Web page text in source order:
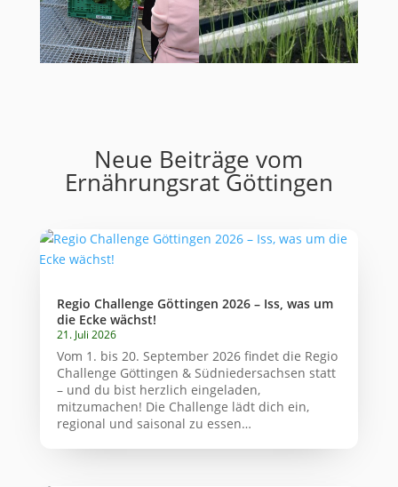
Neue Beiträge vom
Ernährungsrat Göttingen
Regio Challenge Göttingen 2026 – Iss, was um
die Ecke wächst!
21. Juli 2026
Vom 1. bis 20. September 2026 findet die Regio
Challenge Göttingen & Südniedersachsen statt
– und du bist herzlich eingeladen,
mitzumachen! Die Challenge lädt dich ein,
regional und saisonal zu essen…